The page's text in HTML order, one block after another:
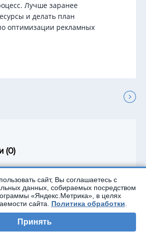
Лучше заранее
и делать план
оптимизации рекламных
(0)
Будьте первым!
сайт, Вы соглашаетесь с
данных, собираемых посредством
«Яндекс.Метрика», в целях
сайта. Политика обработки
Принять